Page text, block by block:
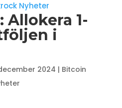
Nyheter
Allokera 1-
i
2024 | Bitcoin